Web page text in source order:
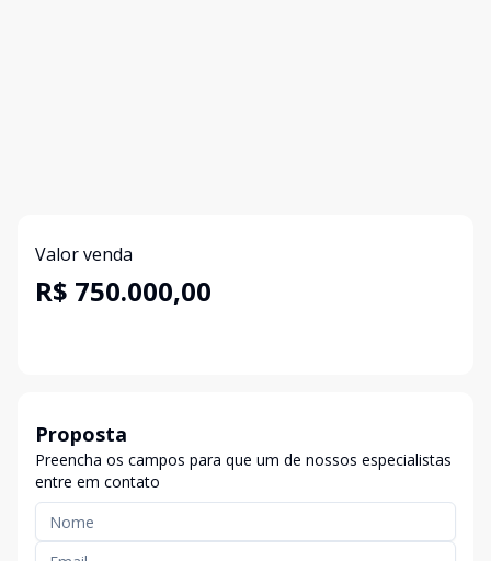
Valor venda
R$ 750.000,00
Proposta
Preencha os campos para que um de nossos especialistas
entre em contato